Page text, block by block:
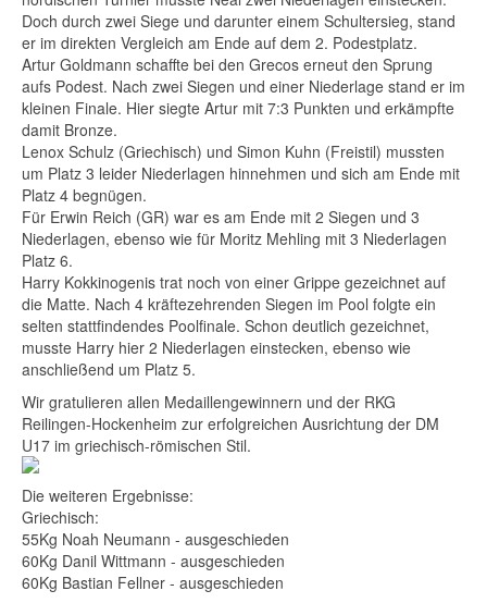
Doch durch zwei Siege und darunter einem Schultersieg, stand
er im direkten Vergleich am Ende auf dem 2. Podestplatz.
Artur Goldmann schaffte bei den Grecos erneut den Sprung
aufs Podest. Nach zwei Siegen und einer Niederlage stand er im
kleinen Finale. Hier siegte Artur mit 7:3 Punkten und erkämpfte
damit Bronze.
Lenox Schulz (Griechisch) und Simon Kuhn (Freistil) mussten
um Platz 3 leider Niederlagen hinnehmen und sich am Ende mit
Platz 4 begnügen.
Für Erwin Reich (GR) war es am Ende mit 2 Siegen und 3
Niederlagen, ebenso wie für Moritz Mehling mit 3 Niederlagen
Platz 6.
Harry Kokkinogenis trat noch von einer Grippe gezeichnet auf
die Matte. Nach 4 kräftezehrenden Siegen im Pool folgte ein
selten stattfindendes Poolfinale. Schon deutlich gezeichnet,
musste Harry hier 2 Niederlagen einstecken, ebenso wie
anschließend um Platz 5.
Wir gratulieren allen Medaillengewinnern und der RKG
Reilingen-Hockenheim zur erfolgreichen Ausrichtung der DM
U17 im griechisch-römischen Stil.
Die weiteren Ergebnisse:
Griechisch:
55Kg Noah Neumann - ausgeschieden
60Kg Danil Wittmann - ausgeschieden
60Kg Bastian Fellner - ausgeschieden